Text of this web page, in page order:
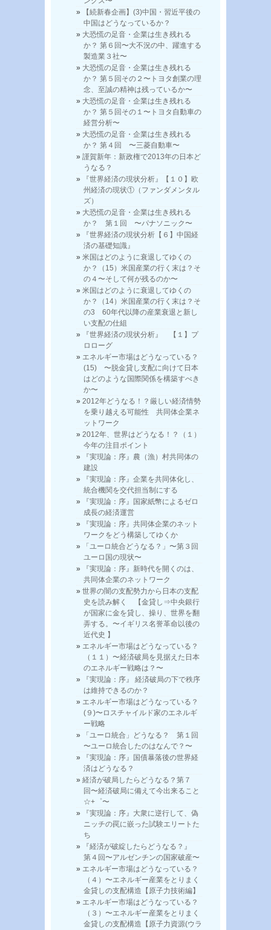
【続新春企画】(3)中国・習近平後の
中国はどうなっているか？
大恐慌の足音・企業は生き残れる
か？ 第６回〜大不況の中、躍進する
製造業３社〜
大恐慌の足音・企業は生き残れる
か？ 第５回その２〜トヨタ創業の理
念、至誠の精神は残っているか〜
大恐慌の足音・企業は生き残れる
か？ 第５回その１〜トヨタ自動車の
経営分析〜
大恐慌の足音・企業は生き残れる
か？ 第４回 〜三菱自動車〜
謹賀新年：新政権で2013年の日本ど
うなる？
『世界経済の現状分析』【１０】欧
州経済の現状①（ファンダメンタル
ズ）
大恐慌の足音・企業は生き残れる
か？ 第１回 〜パナソニック〜
『世界経済の現状分析【６】中国経
済の基礎知識』
米国はどのように衰退してゆくの
か？（15）米国産業の行く末は？そ
の４〜そして何が残るのか〜
米国はどのように衰退してゆくの
か？（14）米国産業の行く末は？そ
の3 60年代以降の産業衰退と新し
い支配の仕組
『世界経済の現状分析』 【１】プ
ロローグ
エネルギー市場はどうなっている？
(15) 〜脱金貸し支配に向けて日本
はどのような国際関係を構築すべき
か〜
2012年どうなる！？厳しい経済情勢
を乗り越える可能性 共同体企業ネ
ットワーク
2012年、世界はどうなる！？（１）
今年の注目ポイント
『実現論：序』農（漁）村共同体の
建設
『実現論：序』企業を共同体化し、
統合機関を交代担当制にする
『実現論：序』国家紙幣によるゼロ
成長の経済運営
『実現論：序』共同体企業のネット
ワークをどう構築してゆくか
「ユーロ統合どうなる？」〜第３回
ユーロ国の現状〜
『実現論：序』新時代を開くのは、
共同体企業のネットワーク
世界の闇の支配勢力から日本の支配
史を読み解く 【金貸し⇒中央銀行
が国家に金を貸し、操り、世界を翻
弄する。〜イギリス名誉革命以後の
近代史 】
エネルギー市場はどうなっている？
（１１）〜経済破局を見据えた日本
のエネルギー戦略は？〜
『実現論：序』 経済破局の下で秩序
は維持できるのか？
エネルギー市場はどうなっている？
(９)〜ロスチャイルド家のエネルギ
ー戦略
「ユーロ統合」どうなる？ 第１回
〜ユーロ統合したのはなんで？〜
『実現論：序』国債暴落後の世界経
済はどうなる？
経済が破局したらどうなる？第７
回〜経済破局に備えて今出来ること
☆+゜〜
『実現論：序』大衆に逆行して、偽
ニッチの罠に嵌った試験エリートた
ち
『経済が破綻したらどうなる？』
第４回〜アルゼンチンの国家破産〜
エネルギー市場はどうなっている？
（４）〜エネルギー産業をとりまく
金貸しの支配構造【原子力技術編】
エネルギー市場はどうなっている？
（３）〜エネルギー産業をとりまく
金貸しの支配構造【原子力資源(ウラ